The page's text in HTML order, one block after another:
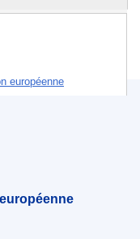
européenne
européenne